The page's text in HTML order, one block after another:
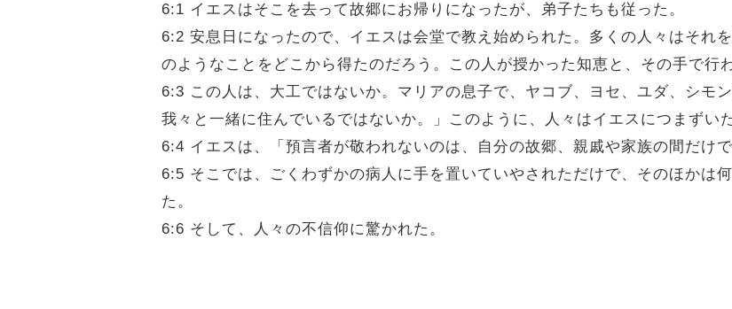
6:1 イエスはそこを去って故郷にお帰りになったが、弟子たちも従った。
6:2 安息日になったので、イエスは会堂で教え始められた。多くの人々はそれ
のようなことをどこから得たのだろう。この人が授かった知恵と、その手で行
6:3 この人は、大工ではないか。マリアの息子で、ヤコブ、ヨセ、ユダ、シモ
我々と一緒に住んでいるではないか。」このように、人々はイエスにつまずいた
6:4 イエスは、「預言者が敬われないのは、自分の故郷、親戚や家族の間だけ
6:5 そこでは、ごくわずかの病人に手を置いていやされただけで、そのほかは
た。
6:6 そして、人々の不信仰に驚かれた。